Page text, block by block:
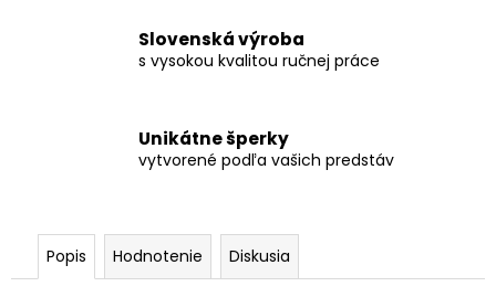
Slovenská výroba
s vysokou kvalitou ručnej práce
Unikátne šperky
vytvorené podľa vašich predstáv
Popis Hodnotenie Diskusia